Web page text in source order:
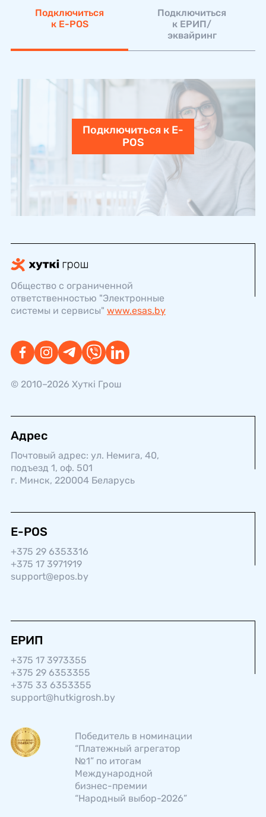
Подключиться
к E-POS
Подключиться
к ЕРИП/
эквайринг
Подключиться к E-
POS
Общество с ограниченной
ответственностью "Электронные
системы и сервисы" www.esas.by
Адрес
Почтовый адрес: ул. Немига, 40,
подъезд 1, оф. 501
г. Минск, 220004 Беларусь
E-POS
+375 29 6353316
+375 17 3971919
support@epos.by
ЕРИП
+375 17 3973355
+375 29 6353355
+375 33 6353355
support@hutkigrosh.by
© 2010–2026 Хуткi Грош
Победитель в номинации
“Платежный агрегатор
№1” по итогам
Международной
бизнес-­премии
“Народный выбор-2026”